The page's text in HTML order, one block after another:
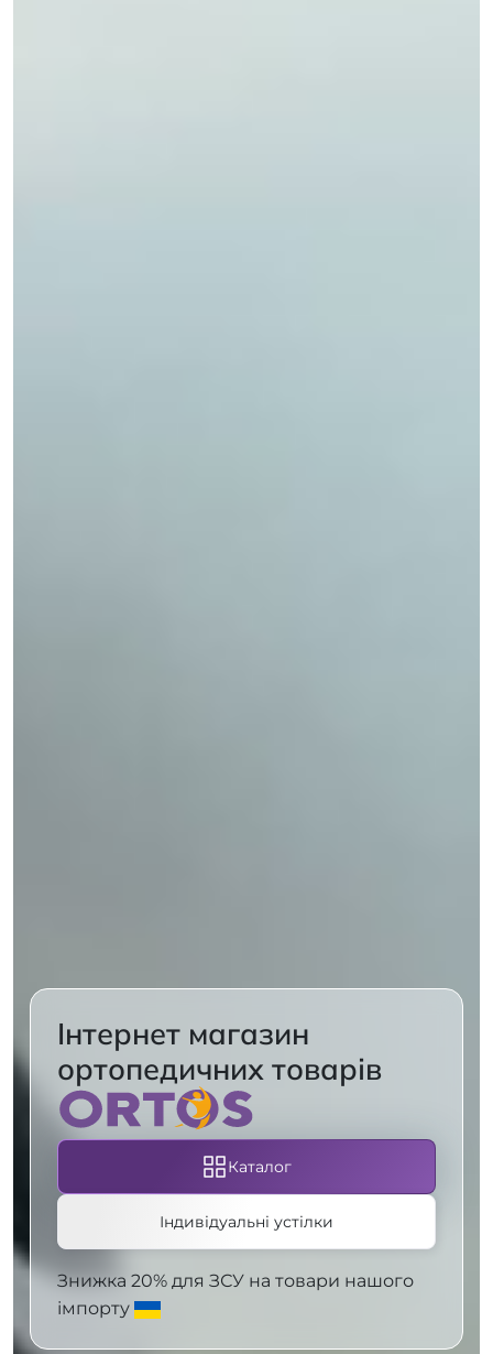
Інтернет магазин
ортопедичних товарів
Каталог
Індивідуальні устілки
Знижка 20% для ЗСУ на товари нашого
імпорту